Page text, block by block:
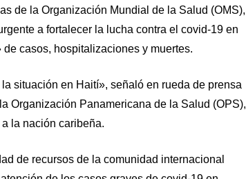
de la Organización Mundial de la Salud (OMS),
a fortalecer la lucha contra el covid-19 en
casos, hospitalizaciones y muertes.
situación en Haití», señaló en rueda de prensa
Organización Panamericana de la Salud (OPS),
la nación caribeña.
de recursos de la comunidad internacional